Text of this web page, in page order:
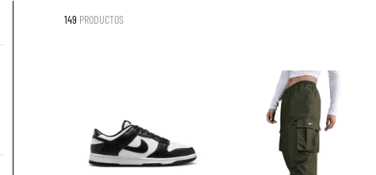
149 PRODUCTOS